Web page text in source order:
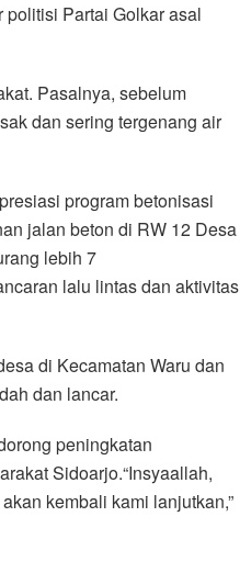
Partai Golkar asal
Pasalnya, sebelum
dan sering tergenang air
program betonisasi
jalan beton di RW 12 Desa
lebih 7
lalu lintas dan aktivitas
di Kecamatan Waru dan
dan lancar.
peningkatan
Sidoarjo.“Insyaallah,
kembali kami lanjutkan,”